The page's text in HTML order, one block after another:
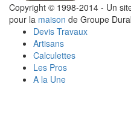
Copyright © 1998-2014 - Un
pour la maison de Groupe
Devis Travaux
Artisans
Calculettes
Les Pros
A la Une